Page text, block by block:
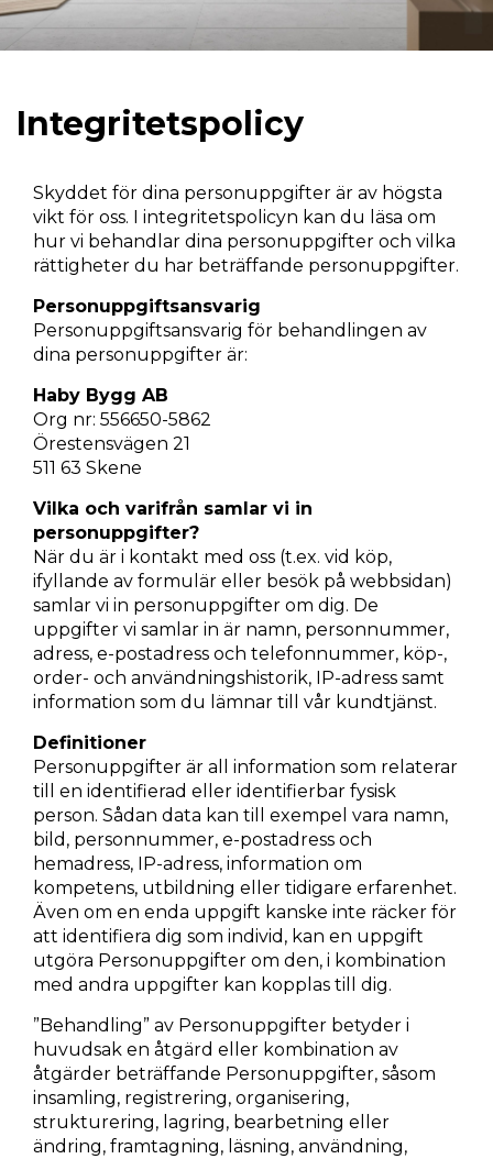
Integritetspolicy
Skyddet för dina personuppgifter är av högsta
vikt för oss. I integritetspolicyn kan du läsa om
hur vi behandlar dina personuppgifter och vilka
rättigheter du har beträffande personuppgifter.
Personuppgiftsansvarig
Personuppgiftsansvarig för behandlingen av
dina personuppgifter är:
Haby Bygg AB
Org nr: 556650-5862
Örestensvägen 21
511 63 Skene
Vilka och varifrån samlar vi in
personuppgifter?
När du är i kontakt med oss (t.ex. vid köp,
ifyllande av formulär eller besök på webbsidan)
samlar vi in personuppgifter om dig. De
uppgifter vi samlar in är namn, personnummer,
adress, e-postadress och telefonnummer, köp-,
order- och användningshistorik, IP-adress samt
information som du lämnar till vår kundtjänst.
Definitioner
Personuppgifter är all information som relaterar
till en identifierad eller identifierbar fysisk
person. Sådan data kan till exempel vara namn,
bild, personnummer, e-postadress och
hemadress, IP-adress, information om
kompetens, utbildning eller tidigare erfarenhet.
Även om en enda uppgift kanske inte räcker för
att identifiera dig som individ, kan en uppgift
utgöra Personuppgifter om den, i kombination
med andra uppgifter kan kopplas till dig.
”Behandling” av Personuppgifter betyder i
huvudsak en åtgärd eller kombination av
åtgärder beträffande Personuppgifter, såsom
insamling, registrering, organisering,
strukturering, lagring, bearbetning eller
ändring, framtagning, läsning, användning,